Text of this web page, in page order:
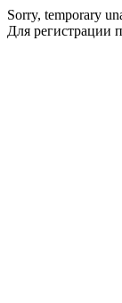
Sorry, temporary
Для регистрации